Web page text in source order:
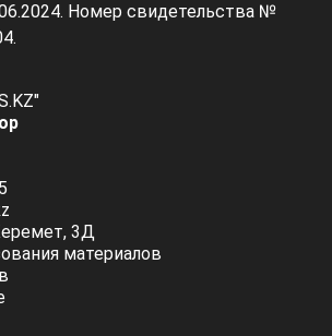
Номер свидетельства №
3Д
материалов